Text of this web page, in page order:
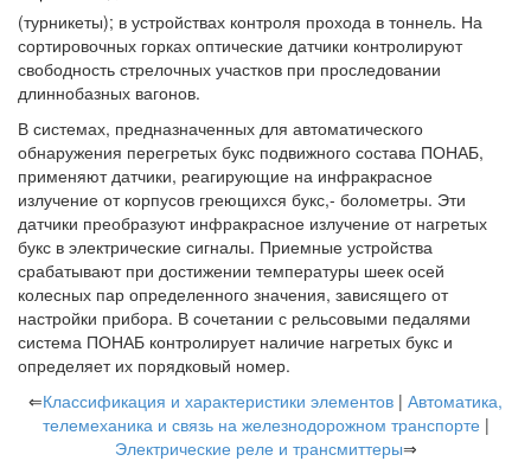
(турникеты); в устройствах контроля прохода в тоннель. На
сортировочных горках оптические датчики контролируют
свободность стрелочных участков при проследовании
длиннобазных вагонов.
В системах, предназначенных для автоматического
обнаружения перегретых букс подвижного состава ПОНАБ,
применяют датчики, реагирующие на инфракрасное
излучение от корпусов греющихся букс,- болометры. Эти
датчики преобразуют инфракрасное излучение от нагретых
букс в электрические сигналы. Приемные устройства
срабатывают при достижении температуры шеек осей
колесных пар определенного значения, зависящего от
настройки прибора. В сочетании с рельсовыми педалями
система ПОНАБ контролирует наличие нагретых букс и
определяет их порядковый номер.
⇐Классификация и характеристики элементов | Автоматика,
телемеханика и связь на железнодорожном транспорте |
Электрические реле и трансмиттеры⇒